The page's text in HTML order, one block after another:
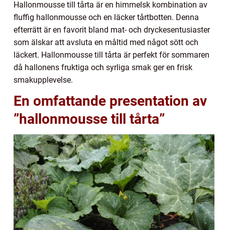
Hallonmousse till tårta är en himmelsk kombination av
fluffig hallonmousse och en läcker tårtbotten. Denna
efterrätt är en favorit bland mat- och dryckesentusiaster
som älskar att avsluta en måltid med något sött och
läckert. Hallonmousse till tårta är perfekt för sommaren
då hallonens fruktiga och syrliga smak ger en frisk
smakupplevelse.
En omfattande presentation av
”hallonmousse till tårta”